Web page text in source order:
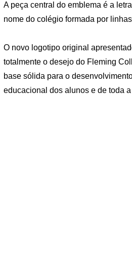
A peça central do emblema é a
nome do colégio formada por
O novo logotipo original
totalmente o desejo do Fleming
base sólida para o
educacional dos alunos e de toda